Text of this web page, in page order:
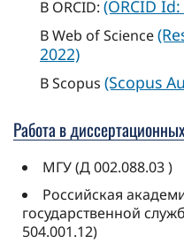
В ORCID: (ORCID
В Web of Science
2022)
В Scopus (Scopus
Работа в
МГУ (Д 002.088.03 )
Российская
государственной
504.001.12)